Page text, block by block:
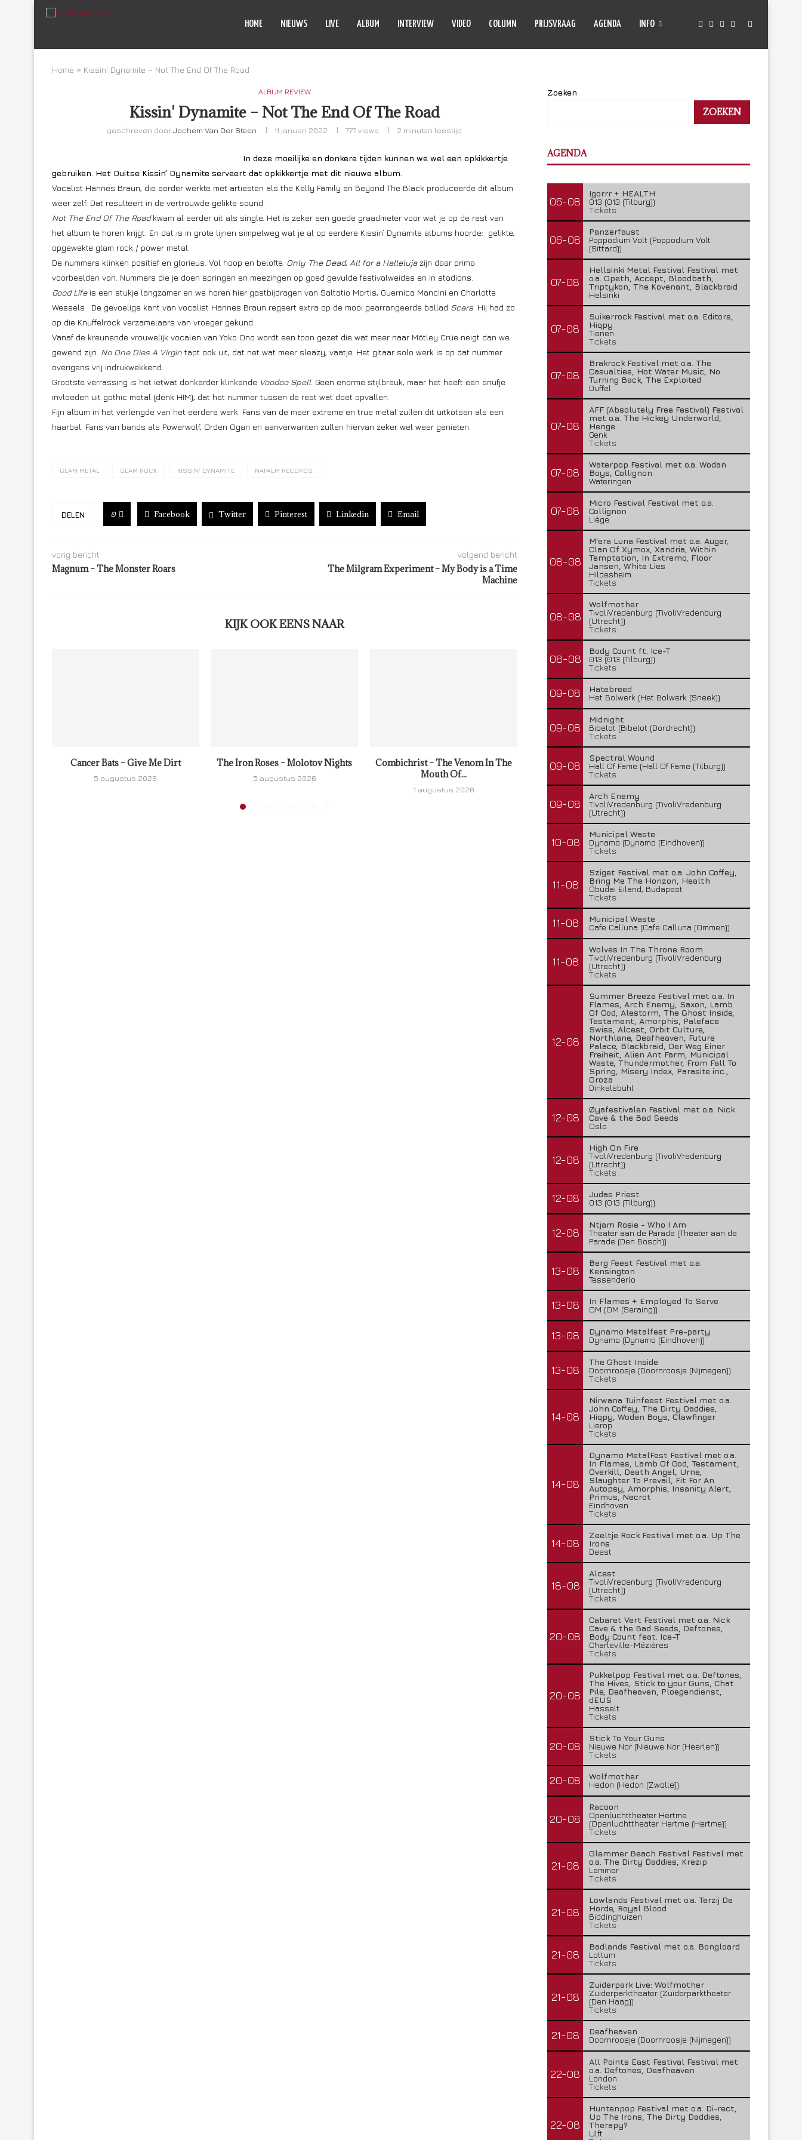
HOME NIEUWS LIVE ALBUM INTERVIEW VIDEO COLUMN PRIJSVRAAG AGENDA INFO
Home » Kissin' Dynamite – Not The End Of The Road
ALBUM REVIEW
Kissin' Dynamite – Not The End Of The Road
geschreven doorJochem Van Der Steen 11 januari 2022 777views 2 minuten leestijd
In deze moeilijke en donkere tijden kunnen we wel een opkikkertje
gebruiken. Het Duitse Kissin’ Dynamite serveert dat opkikkertje met dit nieuwe album.
Vocalist Hannes Braun, die eerder werkte met artiesten als the Kelly Family en Beyond The Black produceerde dit album
weer zelf. Dat resulteert in de vertrouwde gelikte sound.
Not The End Of The Roadkwam al eerder uit als single. Het is zeker een goede graadmeter voor wat je op de rest van
het album te horen krijgt. En dat is in grote lijnen simpelweg wat je al op eerdere Kissin’ Dynamite albums hoorde: gelikte,
opgewekte glam rock / power metal.
De nummers klinken positief en glorieus. Vol hoop en belofte. Only The Dead, All for a Hallelujazijn daar prima
voorbeelden van. Nummers die je doen springen en meezingen op goed gevulde festivalweides en in stadions.
Good Lifeis een stukje langzamer en we horen hier gastbijdragen van Saltatio Mortis, Guernica Mancini en Charlotte
Wessels . De gevoelige kant van vocalist Hannes Braun regeert extra op de mooi gearrangeerde ballad Scars . Hij had zo
op die Knuffelrock verzamelaars van vroeger gekund.
Vanaf de kreunende vrouwelijk vocalen van Yoko Ono wordt een toon gezet die wat meer naar Mötley Crüe neigt dan we
gewend zijn. No One Dies A Virgin tapt ook uit, dat net wat meer sleazy, vaatje. Het gitaar solo werk is op dat nummer
overigens vrij indrukwekkend.
Grootste verrassing is het ietwat donkerder klinkende Voodoo Spell. Geen enorme stijlbreuk, maar het heeft een snufje
invloeden uit gothic metal (denk HIM), dat het nummer tussen de rest wat doet opvallen.
Fijn album in het verlengde van het eerdere werk. Fans van de meer extreme en true metal zullen dit uitkotsen als een
haarbal. Fans van bands als Powerwolf, Orden Ogan en aanverwanten zullen hiervan zeker wel weer genieten.
GLAM METAL GLAM ROCK KISSIN' DYNAMITE NAPALM RECORDS
DELEN 0 Facebook Twitter Pinterest Linkedin Email
vorig bericht
Magnum – The Monster Roars
volgend bericht
The Milgram Experiment – My Body is a Time
Machine
KIJK OOK EENS NAAR
Cancer Bats – Give Me Dirt
5 augustus 2026
The Iron Roses – Molotov Nights
5 augustus 2026
Combichrist – The Venom In The
Mouth Of...
1 augustus 2026
Lunatic Soul – Transition II
29 juli 2026
Boneripper – Radiant
Zoeken
ZOEKEN
AGENDA
06-08
Igorrr + HEALTH
013 (013 (Tilburg))
Tickets
06-08
Panzerfaust
Poppodium Volt (Poppodium Volt
(Sittard))
07-08
Hellsinki Metal Festival Festival met
o.a. Opeth, Accept, Bloodbath,
Triptykon, The Kovenant, Blackbraid
Helsinki
07-08
Suikerrock Festival met o.a. Editors,
Hiqpy
Tienen
Tickets
07-08
Brakrock Festival met o.a. The
Casualties, Hot Water Music, No
Turning Back, The Exploited
Duffel
07-08
AFF (Absolutely Free Festival) Festival
met o.a. The Hickey Underworld,
Henge
Genk
Tickets
07-08
Waterpop Festival met o.a. Wodan
Boys, Collignon
Wateringen
07-08
Micro Festival Festival met o.a.
Collignon
Liège
08-08
M'era Luna Festival met o.a. Auger,
Clan Of Xymox, Xandria, Within
Temptation, In Extremo, Floor
Jansen, White Lies
Hildesheim
Tickets
08-08
Wolfmother
TivoliVredenburg (TivoliVredenburg
(Utrecht))
Tickets
08-08
Body Count ft. Ice-T
013 (013 (Tilburg))
Tickets
09-08
Hatebreed
Het Bolwerk (Het Bolwerk (Sneek))
09-08
Midnight
Bibelot (Bibelot (Dordrecht))
Tickets
09-08
Spectral Wound
Hall Of Fame (Hall Of Fame (Tilburg))
Tickets
09-08
Arch Enemy
TivoliVredenburg (TivoliVredenburg
(Utrecht))
10-08
Municipal Waste
Dynamo (Dynamo (Eindhoven))
Tickets
11-08
Sziget Festival met o.a. John Coffey,
Bring Me The Horizon, Health
Óbudai Eiland, Budapest
Tickets
11-08
Municipal Waste
Cafe Calluna (Cafe Calluna (Ommen))
11-08
Wolves In The Throne Room
TivoliVredenburg (TivoliVredenburg
(Utrecht))
Tickets
12-08
Summer Breeze Festival met o.a. In
Flames, Arch Enemy, Saxon, Lamb
Of God, Alestorm, The Ghost Inside,
Testament, Amorphis, Paleface
Swiss, Alcest, Orbit Culture,
Northlane, Deafheaven, Future
Palace, Blackbraid, Der Weg Einer
Freiheit, Alien Ant Farm, Municipal
Waste, Thundermother, From Fall To
Spring, Misery Index, Parasite inc.,
Groza
Dinkelsbühl
12-08
Øyafestivalen Festival met o.a. Nick
Cave & the Bad Seeds
Oslo
12-08
High On Fire
TivoliVredenburg (TivoliVredenburg
(Utrecht))
Tickets
12-08
Judas Priest
013 (013 (Tilburg))
12-08
Ntjam Rosie - Who I Am
Theater aan de Parade (Theater aan de
Parade (Den Bosch))
13-08
Berg Feest Festival met o.a.
Kensington
Tessenderlo
13-08
In Flames + Employed To Serve
OM (OM (Seraing))
13-08
Dynamo Metalfest Pre-party
Dynamo (Dynamo (Eindhoven))
13-08
The Ghost Inside
Doornroosje (Doornroosje (Nijmegen))
Tickets
14-08
Nirwana Tuinfeest Festival met o.a.
John Coffey, The Dirty Daddies,
Hiqpy, Wodan Boys, Clawfinger
Lierop
Tickets
14-08
Dynamo MetalFest Festival met o.a.
In Flames, Lamb Of God, Testament,
Overkill, Death Angel, Urne,
Slaughter To Prevail, Fit For An
Autopsy, Amorphis, Insanity Alert,
Primus, Necrot
Eindhoven
Tickets
14-08
Zeeltje Rock Festival met o.a. Up The
Irons
Deest
18-08
Alcest
TivoliVredenburg (TivoliVredenburg
(Utrecht))
Tickets
20-08
Cabaret Vert Festival met o.a. Nick
Cave & the Bad Seeds, Deftones,
Body Count feat. Ice-T
Charleville-Mézières
Tickets
20-08
Pukkelpop Festival met o.a. Deftones,
The Hives, Stick to your Guns, Chat
Pile, Deafheaven, Ploegendienst,
dEUS
Hasselt
Tickets
20-08
Stick To Your Guns
Nieuwe Nor (Nieuwe Nor (Heerlen))
Tickets
20-08
Wolfmother
Hedon (Hedon (Zwolle))
20-08
Racoon
Openluchttheater Hertme
(Openluchttheater Hertme (Hertme))
Tickets
21-08
Glemmer Beach Festival Festival met
o.a. The Dirty Daddies, Krezip
Lemmer
Tickets
21-08
Lowlands Festival met o.a. Terzij De
Horde, Royal Blood
Biddinghuizen
Tickets
21-08
Badlands Festival met o.a. Bongloard
Lottum
Tickets
21-08
Zuiderpark Live: Wolfmother
Zuiderparktheater (Zuiderparktheater
(Den Haag))
Tickets
21-08
Deafheaven
Doornroosje (Doornroosje (Nijmegen))
22-08
All Points East Festival Festival met
o.a. Deftones, Deafheaven
London
Tickets
22-08
Huntenpop Festival met o.a. Di-rect,
Up The Irons, The Dirty Daddies,
Therapy?
Ulft